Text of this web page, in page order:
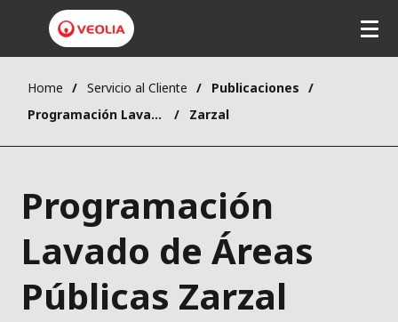
Home Servicio al Cliente
Publicaciones
Programación Lavado de Áreas Públicas
Zarzal
Programación
Lavado de Áreas
Públicas Zarzal